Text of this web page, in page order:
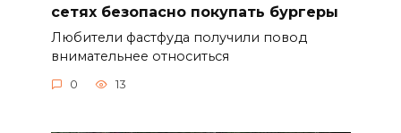
сетях безопасно покупать бургеры
Любители фастфуда получили повод
внимательнее относиться
0 13